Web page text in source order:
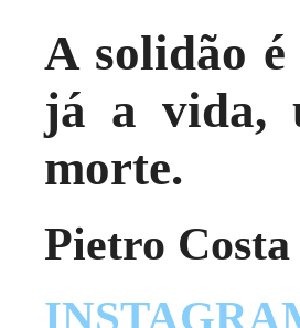
A solidão
já a vida,
morte.
Pietro Costa